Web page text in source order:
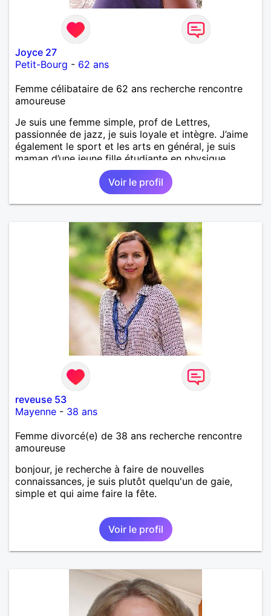
Joyce 27
Petit-Bourg - 62 ans
Femme célibataire de 62 ans recherche rencontre
amoureuse
Je suis une femme simple, prof de Lettres,
passionnée de jazz, je suis loyale et intègre. J’aime
également le sport et les arts en général, je suis
maman d’une jeune fille étudiante en physique
Voir le profil
reveuse 53
Mayenne - 38 ans
Femme divorcé(e) de 38 ans recherche rencontre
amoureuse
bonjour, je recherche à faire de nouvelles
connaissances, je suis plutôt quelqu'un de gaie,
simple et qui aime faire la fête.
Voir le profil